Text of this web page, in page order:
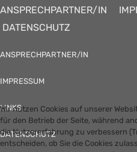
ANSPRECHPARTNER/IN
DATENSCHUTZ
ANSPRECHPARTNER/IN
IMPRESSUM
LINKS
DATENSCHUTZ
Wir nutzen Cookies auf unserer
für den Betrieb der Seite, während
die Nutzererfahrung zu verbessern
entscheiden, ob Sie die Cookies